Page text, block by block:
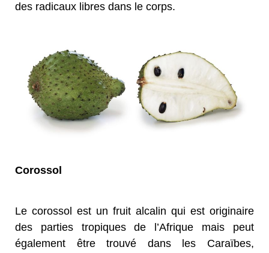
des radicaux libres dans le corps.
Corossol
Le corossol est un fruit alcalin qui est originaire
des parties tropiques de l’Afrique mais peut
également être trouvé dans les Caraïbes,